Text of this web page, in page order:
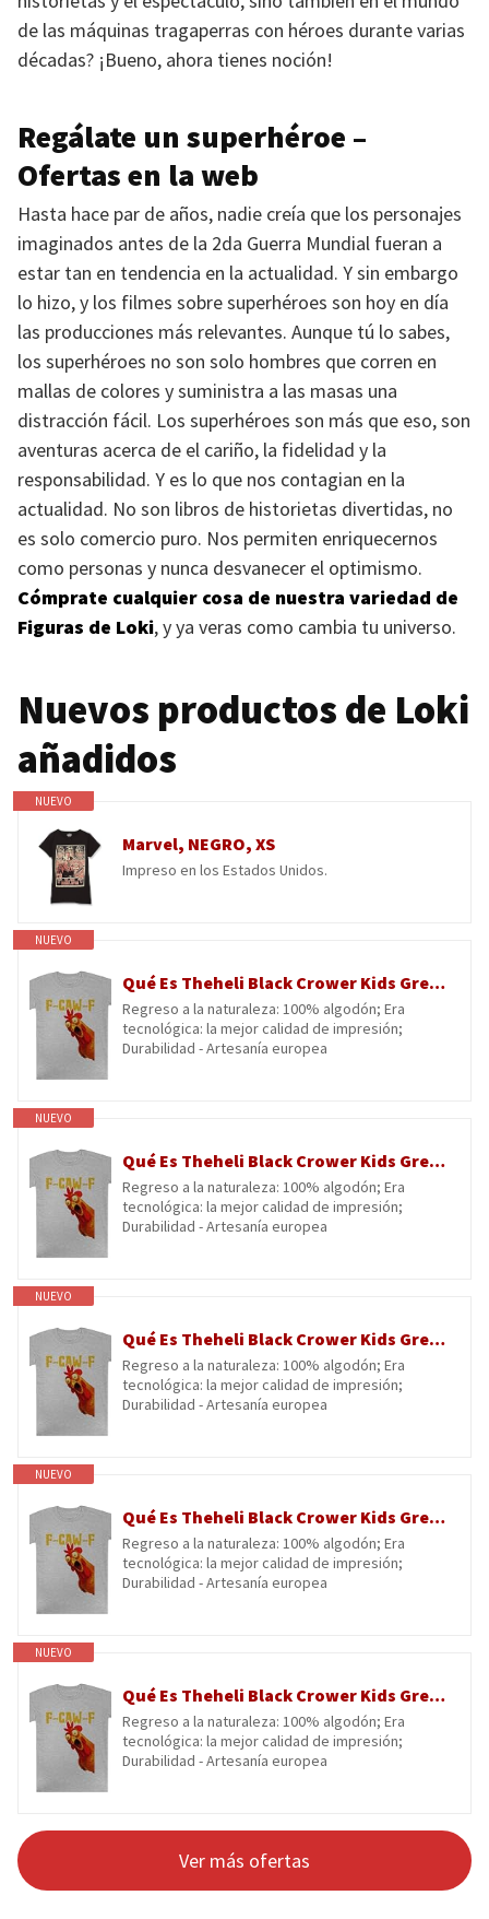
de las máquinas tragaperras con héroes durante varias
décadas? ¡Bueno, ahora tienes noción!
Regálate un superhéroe –
Ofertas en la web
Hasta hace par de años, nadie creía que los personajes
imaginados antes de la 2da Guerra Mundial fueran a
estar tan en tendencia en la actualidad. Y sin embargo
lo hizo, y los filmes sobre superhéroes son hoy en día
las producciones más relevantes. Aunque tú lo sabes,
los superhéroes no son solo hombres que corren en
mallas de colores y suministra a las masas una
distracción fácil. Los superhéroes son más que eso, son
aventuras acerca de el cariño, la fidelidad y la
responsabilidad. Y es lo que nos contagian en la
actualidad. No son libros de historietas divertidas, no
es solo comercio puro. Nos permiten enriquecernos
como personas y nunca desvanecer el optimismo.
Cómprate cualquier cosa de nuestra variedad de
Figuras de Loki, y ya veras como cambia tu universo.
Nuevos productos de Loki
añadidos
NUEVO
Marvel, NEGRO, XS
Impreso en los Estados Unidos.
NUEVO
Qué Es Theheli Black Crower Kids Grey tee Camiseta De Manga Corta para Niños Kids Grey tee Children Short Sleeve T-Shirt
Regreso a la naturaleza: 100% algodón; Era
tecnológica: la mejor calidad de impresión;
Durabilidad - Artesanía europea
NUEVO
Qué Es Theheli Black Crower Kids Grey tee Camiseta De Manga Corta para Niños Kids Grey tee Children Short Sleeve T-Shirt
Regreso a la naturaleza: 100% algodón; Era
tecnológica: la mejor calidad de impresión;
Durabilidad - Artesanía europea
NUEVO
Qué Es Theheli Black Crower Kids Grey tee Camiseta De Manga Corta para Niños Kids Grey tee Children Short Sleeve T-Shirt
Regreso a la naturaleza: 100% algodón; Era
tecnológica: la mejor calidad de impresión;
Durabilidad - Artesanía europea
NUEVO
Qué Es Theheli Black Crower Kids Grey tee Camiseta De Manga Corta para Niños Kids Grey tee Children Short Sleeve T-Shirt
Regreso a la naturaleza: 100% algodón; Era
tecnológica: la mejor calidad de impresión;
Durabilidad - Artesanía europea
NUEVO
Qué Es Theheli Black Crower Kids Grey tee Camiseta De Manga Corta para Niños Kids Grey tee Children Short Sleeve T-Shirt
Regreso a la naturaleza: 100% algodón; Era
tecnológica: la mejor calidad de impresión;
Durabilidad - Artesanía europea
Ver más ofertas